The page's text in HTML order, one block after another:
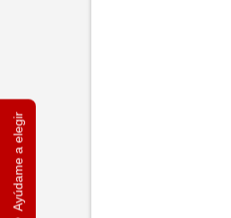
Ayúdame a elegir